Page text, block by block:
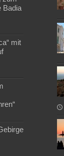
Badia
mit